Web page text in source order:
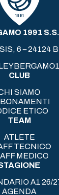
1991
6 – 24124
CLUB
SIAMO
ETICO
TEAM
ATLETE
TECNICO
MEDICO
A1 26/
AGENDA